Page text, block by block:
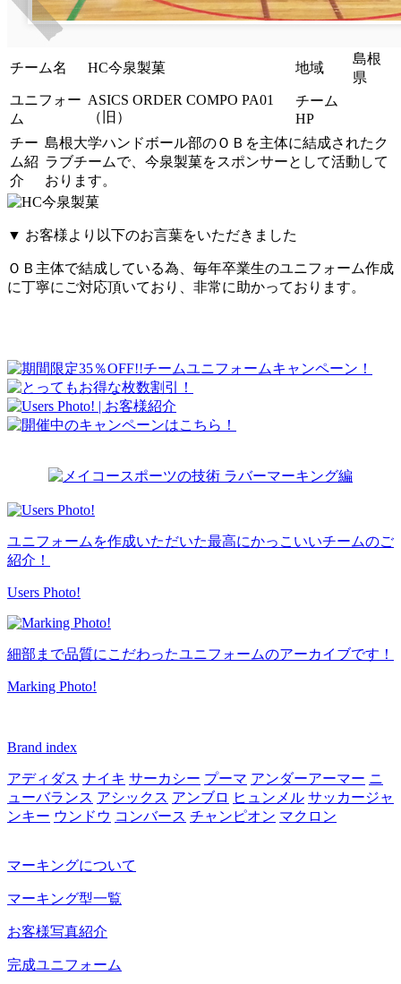
チーム名 HC今泉製菓 地域
島根
県
ユニフォー
ム
ASICS ORDER COMPO PA01
（旧）
チーム
HP
チー
ム紹
介
島根大学ハンドボール部のＯＢを主体に結成されたク
ラブチームで、今泉製菓をスポンサーとして活動して
おります。
▼ お客様より以下のお言葉をいただきました
ＯＢ主体で結成している為、毎年卒業生のユニフォーム作成
に丁寧にご対応頂いており、非常に助かっております。
ユニフォームを作成いただいた最高にかっこいいチームのご
紹介！
Users Photo!
細部まで品質にこだわったユニフォームのアーカイブです！
Marking Photo!
Brand index
アディダス ナイキ サーカシー プーマ アンダーアーマー ニ
ューバランス アシックス アンブロ ヒュンメル サッカージャ
ンキー ウンドウ コンバース チャンピオン マクロン
マーキングについて
マーキング型一覧
お客様写真紹介
完成ユニフォーム